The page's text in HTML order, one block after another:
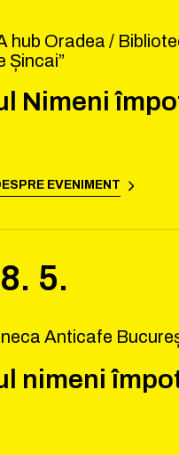
hub Oradea /
Șincai”
Nimeni
EVENIMENT
. 5.
Anticafe
nimeni